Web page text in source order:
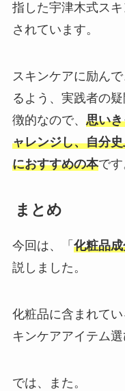
指した宇津木式ス
されています。
スキンケアに励ん
るよう、実践者の
徴的なので、 思い
ャレンジし、自分
におすすめの本です
まとめ
今回は、「 化粧品
説しました。
化粧品に含まれて
キンケアアイテム選
では、また。